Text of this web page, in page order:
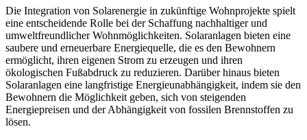
Die Integration von Solarenergie in zukünftige Wohnprojekte spielt
eine entscheidende Rolle bei der Schaffung nachhaltiger und
umweltfreundlicher Wohnmöglichkeiten. Solaranlagen bieten eine
saubere und erneuerbare Energiequelle, die es den Bewohnern
ermöglicht, ihren eigenen Strom zu erzeugen und ihren
ökologischen Fußabdruck zu reduzieren. Darüber hinaus bieten
Solaranlagen eine langfristige Energieunabhängigkeit, indem sie den
Bewohnern die Möglichkeit geben, sich von steigenden
Energiepreisen und der Abhängigkeit von fossilen Brennstoffen zu
lösen.